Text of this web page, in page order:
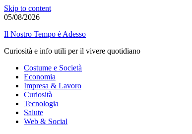
Skip to content
05/08/2026
Il Nostro Tempo è Adesso
Curiosità e info utili per il vivere quotidiano
Costume e Società
Economia
Impresa & Lavoro
Curiosità
Tecnologia
Salute
Web & Social